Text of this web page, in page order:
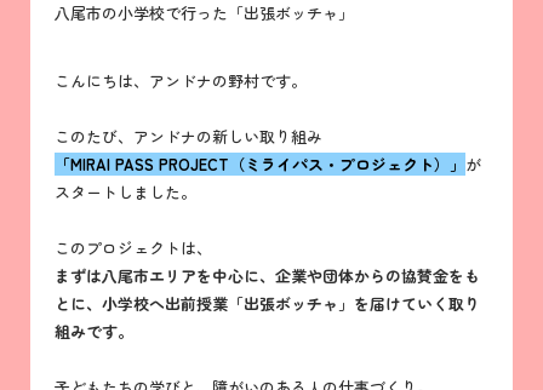
八尾市の小学校で行った「出張ボッチャ」
こんにちは、アンドナの野村です。
このたび、アンドナの新しい取り組み
「MIRAI PASS PROJECT（ミライパス・プロジェクト）」 が
スタートしました。
このプロジェクトは、
まずは八尾市エリアを中心に、企業や団体からの協賛金をも
とに、小学校へ出前授業「出張ボッチャ」を届けていく取り
組みです。